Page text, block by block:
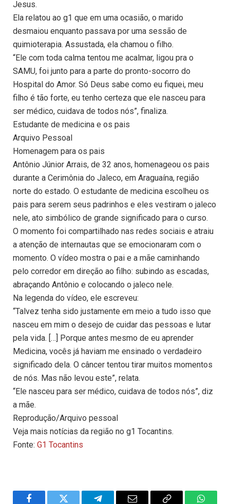
Jesus.
Ela relatou ao g1 que em uma ocasião, o marido
desmaiou enquanto passava por uma sessão de
quimioterapia. Assustada, ela chamou o filho.
“Ele com toda calma tentou me acalmar, ligou pra o
SAMU, foi junto para a parte do pronto-socorro do
Hospital do Amor. Só Deus sabe como eu fiquei, meu
filho é tão forte, eu tenho certeza que ele nasceu para
ser médico, cuidava de todos nós”, finaliza.
Estudante de medicina e os pais
Arquivo Pessoal
Homenagem para os pais
Antônio Júnior Arrais, de 32 anos, homenageou os pais
durante a Cerimônia do Jaleco, em Araguaína, região
norte do estado. O estudante de medicina escolheu os
pais para serem seus padrinhos e eles vestiram o jaleco
nele, ato simbólico de grande significado para o curso.
O momento foi compartilhado nas redes sociais e atraiu
a atenção de internautas que se emocionaram com o
momento. O vídeo mostra o pai e a mãe caminhando
pelo corredor em direção ao filho: subindo as escadas,
abraçando Antônio e colocando o jaleco nele.
Na legenda do vídeo, ele escreveu:
“Talvez tenha sido justamente em meio a tudo isso que
nasceu em mim o desejo de cuidar das pessoas e lutar
pela vida. […] Porque antes mesmo de eu aprender
Medicina, vocês já haviam me ensinado o verdadeiro
significado dela. O câncer tentou tirar muitos momentos
de nós. Mas não levou este”, relata.
“Ele nasceu para ser médico, cuidava de todos nós”, diz
a mãe.
Reprodução/Arquivo pessoal
Veja mais notícias da região no g1 Tocantins.
Fonte: G1 Tocantins